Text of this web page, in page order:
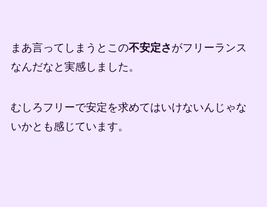
まあ言ってしまうとこの不安定さ がフリーランス
なんだなと実感しました。
むしろフリーで安定を求めてはいけないんじゃな
いかとも感じています。